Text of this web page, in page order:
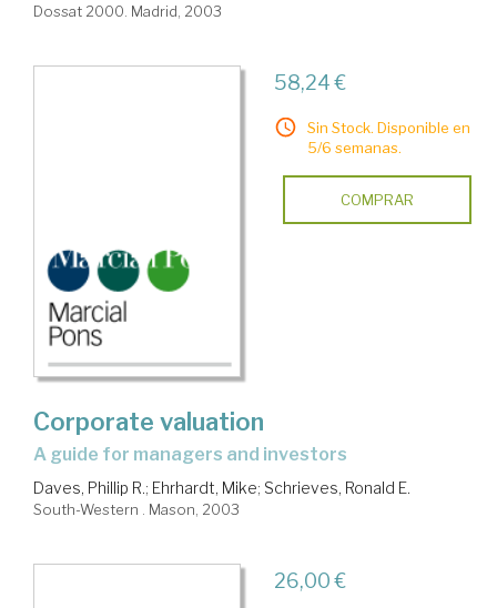
Dossat 2000. Madrid, 2003
58,24 €
Sin Stock. Disponible en
5/6 semanas.
COMPRAR
Corporate valuation
a guide for managers and investors
Daves, Phillip R.; Ehrhardt, Mike; Schrieves, Ronald E.
South-Western . Mason, 2003
26,00 €